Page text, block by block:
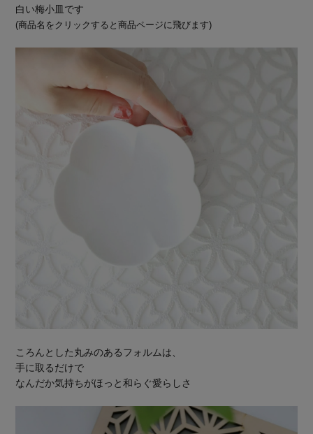
白い梅小皿です
(商品名をクリックすると商品ページに飛びます)
ころんとした丸みのあるフォルムは、
手に取るだけで
なんだか気持ちがほっと和らぐ愛らしさ